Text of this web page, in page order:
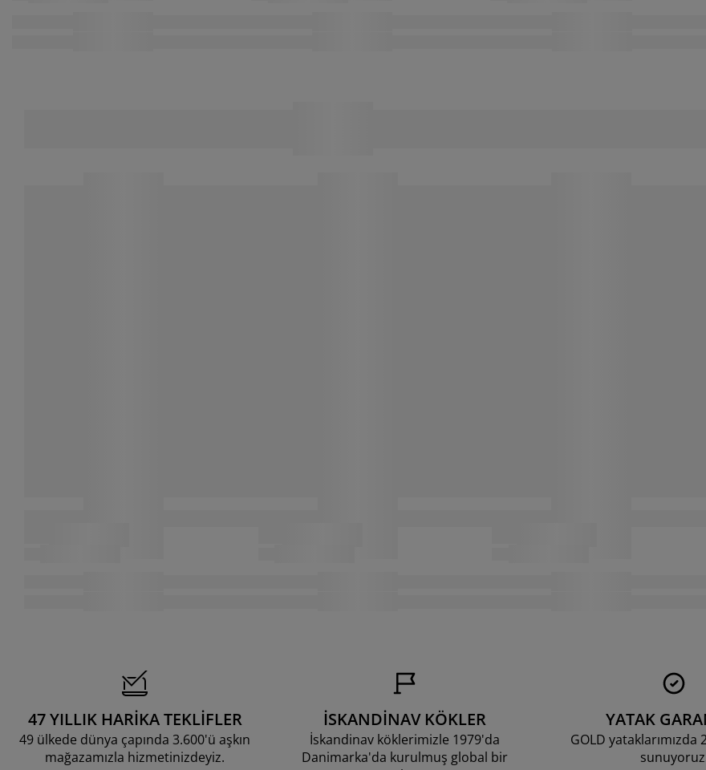
47 YILLIK HARİKA TEKLİFLER
49 ülkede dünya çapında 3.600'ü aşkın
mağazamızla hizmetinizdeyiz.
İSKANDİNAV KÖKLER
İskandinav köklerimizle 1979'da
Danimarka'da kurulmuş global bir
YATAK
GOLD yataklarımızda